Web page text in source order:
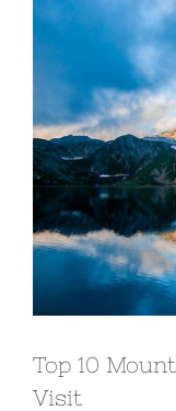
Ingrandisci
immagine
Top 10
Visit